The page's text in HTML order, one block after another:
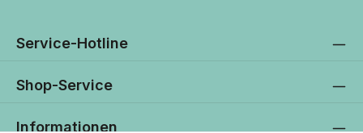
Service-Hotline
Shop-Service
Informationen